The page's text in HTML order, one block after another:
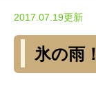
2017.07.19更新
氷の雨！